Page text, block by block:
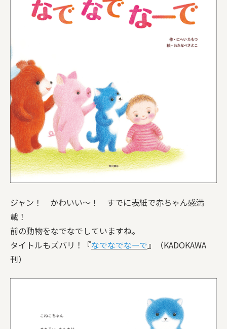
ジャン！ かわいい〜！ すでに表紙で赤ちゃん感満
載！
前の動物をなでなでしていますね。
タイトルもズバリ！『なでなでなーで』（KADOKAWA
刊）